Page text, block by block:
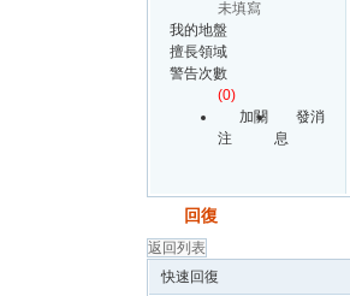
未填寫
我的地盤
擅長領域
警告次數
(0)
加關
注
發消
息
回復
返回列表
快速回復